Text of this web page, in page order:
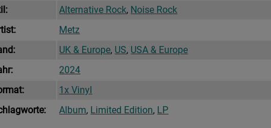
Alternative Rock, Noise Rock
Metz
UK & Europe, US, USA & Europe
2024
1x Vinyl
Album, Limited Edition, LP